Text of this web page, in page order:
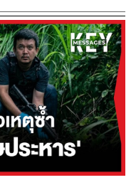
Times และ The
งสตาร์เมอร์ตรงกันว่า
รรคเลเบอร์ราว 70 คน
จากตำแหน่งผู้นำ
รวมทั้งสิ้น 6 คน
ต์ คูเปอร์ รัฐมนตรี
านา มาห์มูด รัฐมนตรี
ตาร์เมอร์ตรงไปตรง
ลังพรรคเลเบอร์พ่าย